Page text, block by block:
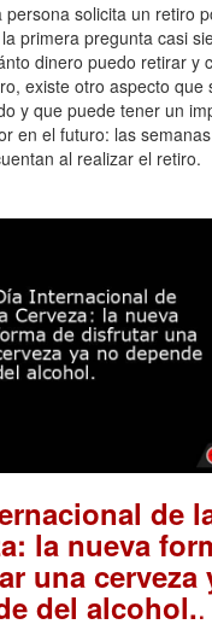
persona solicita un retiro
primera pregunta casi
dinero puedo retirar y
existe otro aspecto que
y que puede tener un
en el futuro: las
al realizar el retiro.
de
la nueva
una cerveza
del alcohol..